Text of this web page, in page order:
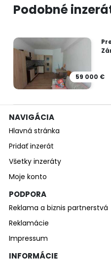
Podobné
59 000 €
NAVIGÁCIA
Hlavná stránka
Pridať inzerát
Všetky inzeráty
Moje konto
PODPORA
Reklama a biznis partnerstvá
Reklamácie
Impressum
INFORMÁCIE